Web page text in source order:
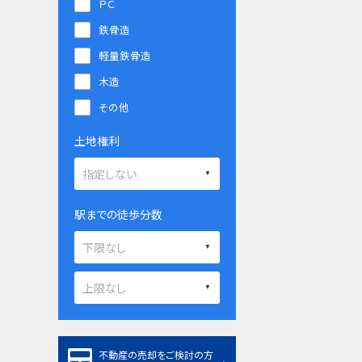
ＰＣ
鉄骨造
軽量鉄骨造
木造
その他
土地権利
駅までの徒歩分数
不動産の売却をご検討の方